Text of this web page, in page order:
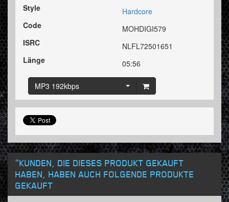
Style
Hardcore
Code
MOHDIGI579
ISRC
NLFL72501651
Länge
05:56
MP3 192kbps
"KUNDEN, DIE DIESES PRODUKT GEKAUFT
HABEN, HABEN AUCH FOLGENDE PRODUKTE
GEKAUFT